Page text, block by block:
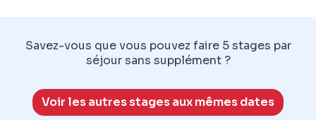
Savez-vous que vous pouvez faire 5 stages par
séjour sans supplément ?
Voir les autres stages aux mêmes dates